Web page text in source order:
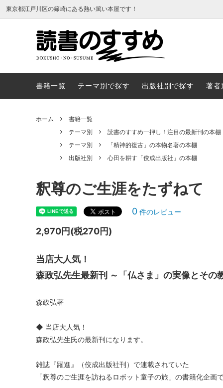
東京都江戸川区の篠崎にある熱い篤い本屋です！
書籍一覧 テーマ別で探す 出版社別で探す 著者
ホーム
書籍一覧
テーマ別
読書のすすめ一押し！注目の最新刊の本棚
テーマ別
「精神的復古」の本物名著の本棚
出版社別
心田を耕す「佼成出版社」の本棚
釈尊のご生涯をたずねて
0 件のレビュー
2,970円(税270円)
当店大人気！
森政弘先生最新刊 ～「仏さま」の実像とその
森政弘著
◆ 当店大人気！
森政弘先生氏の最新刊になります。
雑誌『躍進』（佼成出版社刊）で連載されていた
「釈尊のご生涯を訪ねるロボット童子の旅」の書籍化企画で